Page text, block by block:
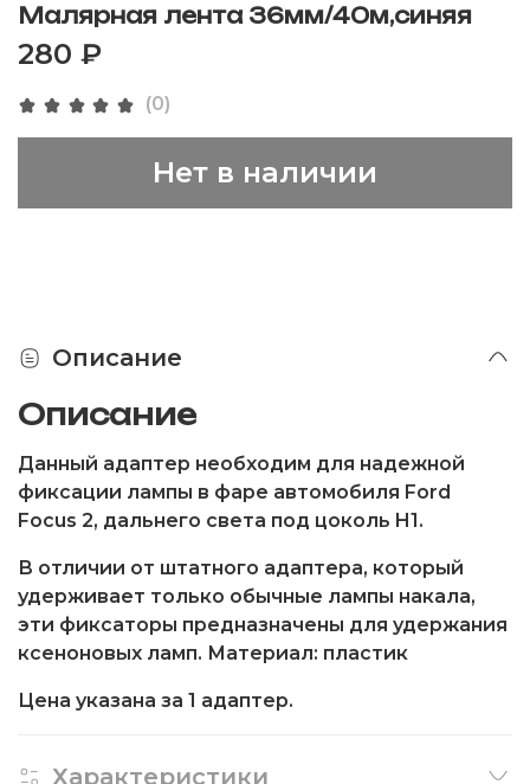
(0)
Малярная лента 36мм/40м,синяя
280 ₽
Нет в наличии
Описание
Описание
Данный адаптер необходим для надежной
фиксации лампы в фаре автомобиля Ford
Focus 2, дальнего света под цоколь H1.
В отличии от штатного адаптера, который
удерживает только обычные лампы накала,
эти фиксаторы предназначены для удержания
ксеноновых ламп. Материал: пластик
Цена указана за 1 адаптер.
Характеристики